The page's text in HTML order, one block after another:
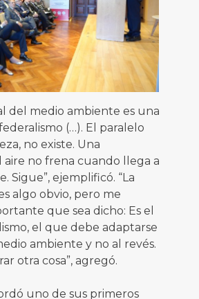
del medio ambiente es una
(…). El paralelo
no existe. Una
no frena cuando llega a
Sigue”, ejemplificó. “La
algo obvio, pero me
que sea dicho: Es el
el que debe adaptarse
ambiente y no al revés.
otra cosa”, agregó.
uno de sus primeros